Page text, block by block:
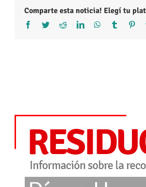
Comparte esta noticia! Elegí tu
Facebook
TwitterRedditLinkedInWhatsApp
Tumblr